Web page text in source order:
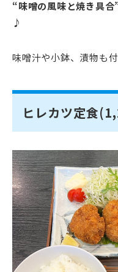
“味噌の風味と焼き具合
♪
味噌汁や小鉢、漬物も
ヒレカツ定食